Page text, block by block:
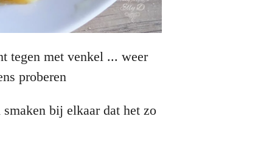
tegen met venkel ... weer
proberen
bij elkaar dat het zo